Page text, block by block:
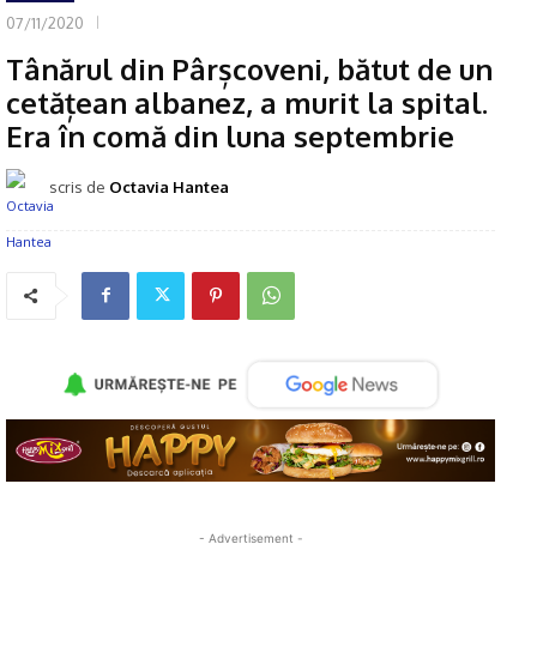
07/11/2020
Tânărul din Pârșcoveni, bătut de un
cetățean albanez, a murit la spital.
Era în comă din luna septembrie
scris de Octavia Hantea
- Advertisement -